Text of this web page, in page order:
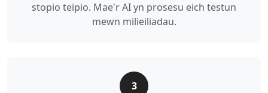
stopio teipio. Mae'r AI yn prosesu eich testun
mewn milieiliadau.
3